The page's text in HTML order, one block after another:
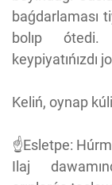
baǵdarlaması
bolıp
keypiyatıńızdı
Keliń, oynap
☝️Esletpe:
Ilaj